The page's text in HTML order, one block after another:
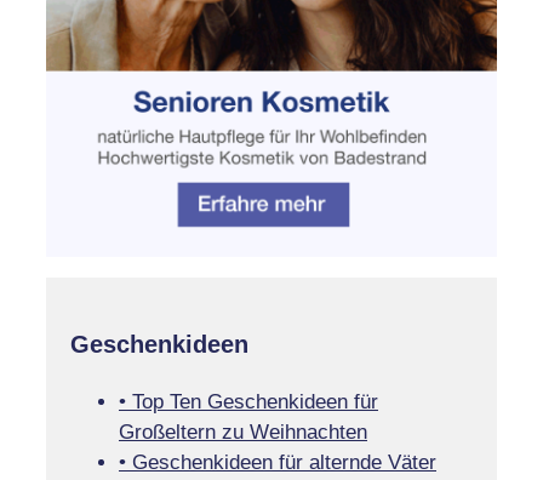
Geschenkideen
• Top Ten Geschenkideen für
Großeltern zu Weihnachten
• Geschenkideen für alternde Väter